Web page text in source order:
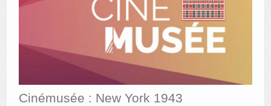
FONDS PATRIMONIAUX
AUTRES LIEUX
ANIMATIONS DES MUSÉES
PUBLICATIONS
Cinémusée : New York 1943